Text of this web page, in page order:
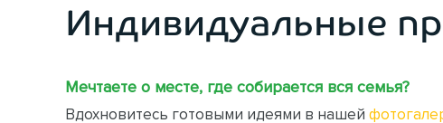
Индивидуальные
Мечтаете о месте, где собирается вся семья?
Вдохновитесь готовыми идеями в нашей